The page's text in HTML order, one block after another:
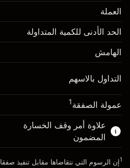
الهامش. استثمارك
رسم المبيت
حجم التداول مع الرافعة
المال من الرافعة المالية ~
الذهاب إلى المنصة
الهامش. استثمارك
رسم المبيت
حجم التداول مع الرافعة المالية
المال من الرافعة المالية ~
الذهاب إلى المنصة
العملة
الحد الأدنى للكمية المتداولة
الهامش
التداول بالاسهم
عمولة الصفقة1
علاوة أمر وقف الخسارة
المضمون
1إن الرسوم التي نتقاضاها مقابل تنفيذ